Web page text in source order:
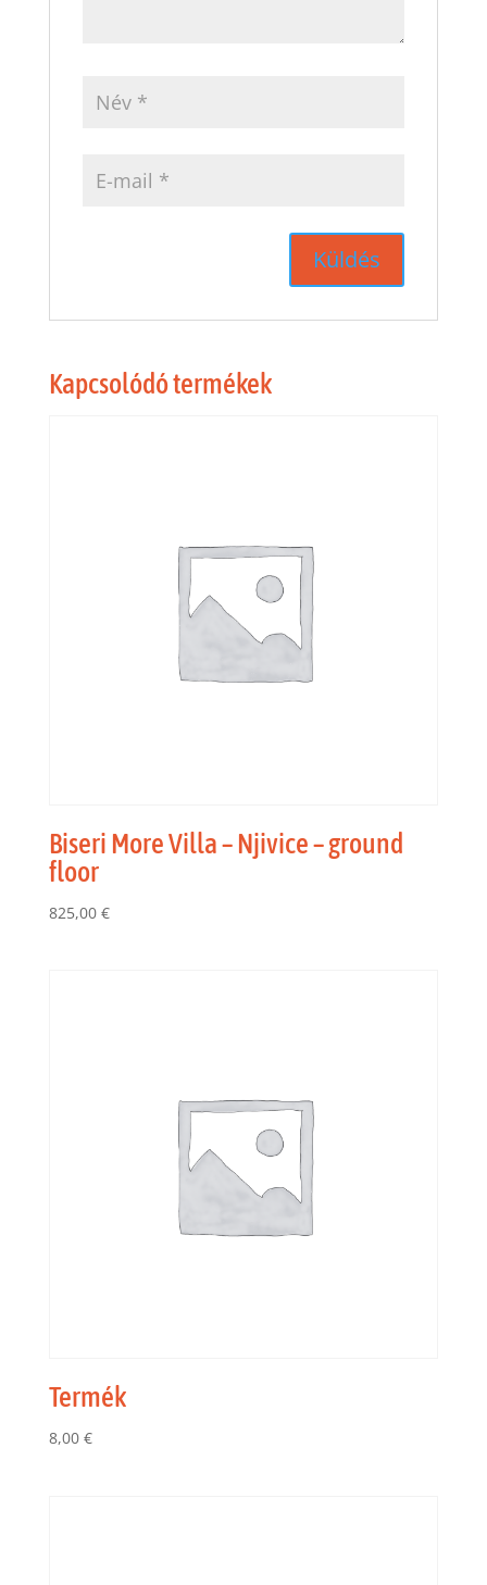
Kapcsolódó termékek
Biseri More Villa – Njivice – ground
floor
825,00 €
Termék
8,00 €